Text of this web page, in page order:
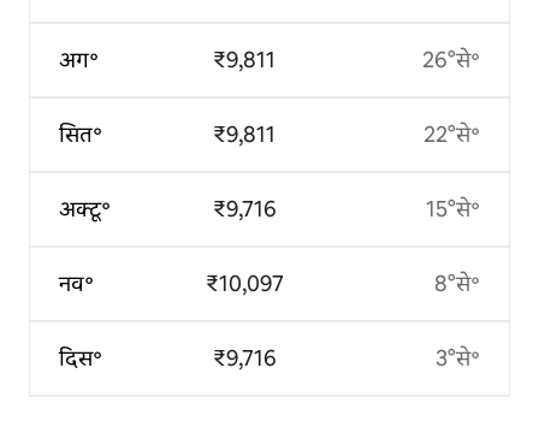
अग॰
सित॰
अक्टू॰
नव॰
दिस॰
₹9,811
₹9,811
₹9,716
₹10,097
₹9,716
26°से॰
22°से॰
15°से॰
8°से॰
3°से॰